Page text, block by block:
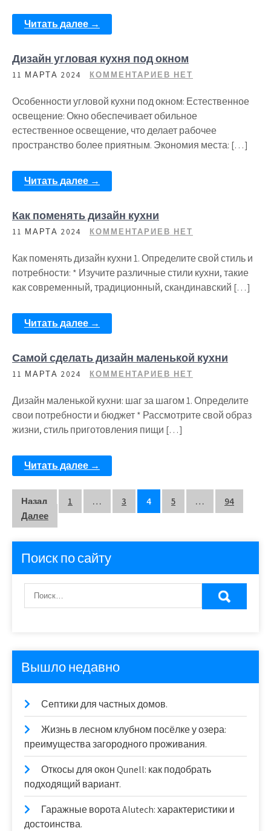
Читать далее →
Дизайн угловая кухня под окном
11 МАРТА 2024 КОММЕНТАРИЕВ НЕТ
Особенности угловой кухни под окном: Естественное
освещение: Окно обеспечивает обильное
естественное освещение, что делает рабочее
пространство более приятным. Экономия места: […]
Читать далее →
Как поменять дизайн кухни
11 МАРТА 2024 КОММЕНТАРИЕВ НЕТ
Как поменять дизайн кухни 1. Определите свой стиль и
потребности: * Изучите различные стили кухни, такие
как современный, традиционный, скандинавский […]
Читать далее →
Самой сделать дизайн маленькой кухни
11 МАРТА 2024 КОММЕНТАРИЕВ НЕТ
Дизайн маленькой кухни: шаг за шагом 1. Определите
свои потребности и бюджет * Рассмотрите свой образ
жизни, стиль приготовления пищи […]
Читать далее →
Пагинация
записей
Назад 1 … 3 4 5 …
94
Далее
Поиск по сайту
Вышло недавно
Септики для частных домов.
Жизнь в лесном клубном посёлке у озера:
преимущества загородного проживания.
Откосы для окон Qunell: как подобрать
подходящий вариант.
Гаражные ворота Alutech: характеристики и
достоинства.